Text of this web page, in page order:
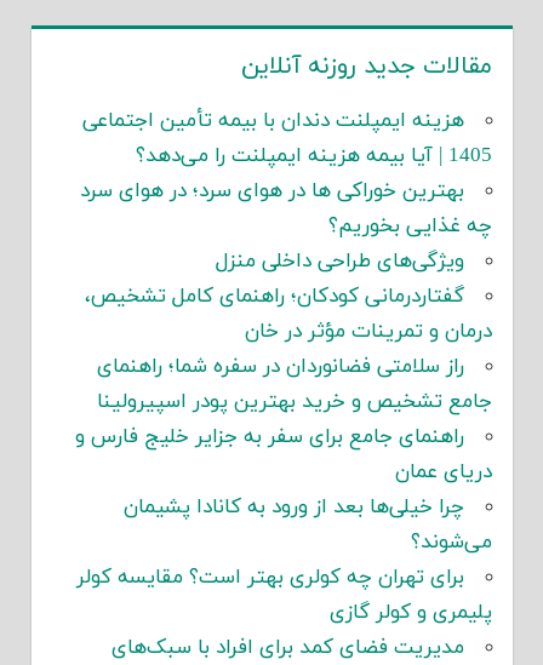
مقالات جدید روزنه آنلاین
هزینه ایمپلنت دندان با بیمه تأمین اجتماعی
1405 | آیا بیمه هزینه ایمپلنت را می‌دهد؟
بهترین خوراکی ها در هوای سرد؛ در هوای سرد
چه غذایی بخوریم؟
ویژگی‌های طراحی داخلی منزل
گفتاردرمانی کودکان؛ راهنمای کامل تشخیص،
درمان و تمرینات مؤثر در خان
راز سلامتی فضانوردان در سفره شما؛ راهنمای
جامع تشخیص و خرید بهترین پودر اسپیرولینا
راهنمای جامع برای سفر به جزایر خلیج فارس و
دریای عمان
چرا خیلی‌ها بعد از ورود به کانادا پشیمان
می‌شوند؟
برای تهران چه کولری بهتر است؟ مقایسه کولر
پلیمری و کولر گازی
مدیریت فضای کمد برای افراد با سبک‌های